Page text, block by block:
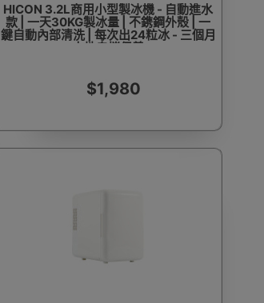
HICON 3.2L商用小型製冰機 - 自動進水
款 | 一天30KG製冰量 | 不鎸鋼外殼 | 一
鍵自動內部清洗 | 每次出24粒冰 - 三個月
本地自攜保養
$1,980